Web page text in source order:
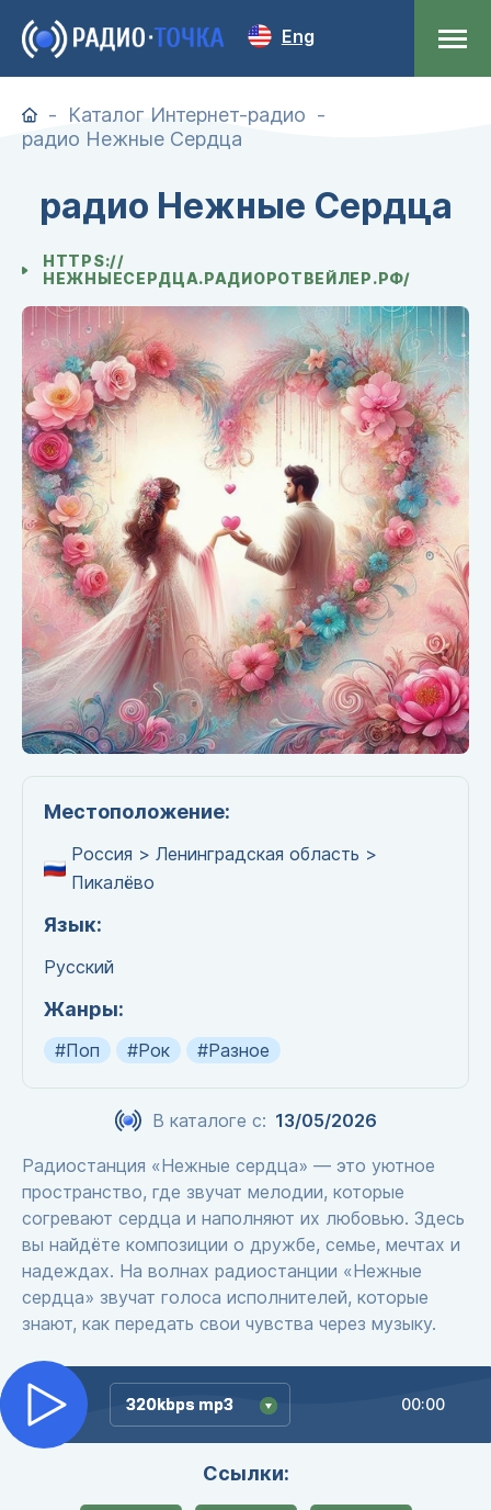
Eng
Каталог Интернет-радио
радио Нежные Сердца
радио Нежные Сердца
HTTPS://
НЕЖНЫЕСЕРДЦА.РАДИОРОТВЕЙЛЕР.РФ/
Местоположение:
Россия > Ленинградская область >
Пикалёво
Язык:
Русский
Жанры:
#Поп #Рок #Разное
В каталоге с: 13/05/2026
Радиостанция «Нежные сердца» — это уютное
пространство, где звучат мелодии, которые
согревают сердца и наполняют их любовью. Здесь
вы найдёте композиции о дружбе, семье, мечтах и
надеждах. На волнах радиостанции «Нежные
сердца» звучат голоса исполнителей, которые
знают, как передать свои чувства через музыку.
320kbps mp3
320kbps mp3 00:00
Ссылки: